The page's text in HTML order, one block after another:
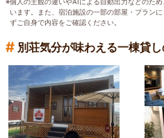
います。また、宿泊施設の一部の部屋・プラン
ずご自身で内容をご確認ください。
# 別荘気分が味わえる一棟貸